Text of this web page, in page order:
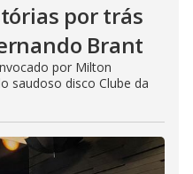
por trás
Brant
por Milton
saudoso disco Clube da